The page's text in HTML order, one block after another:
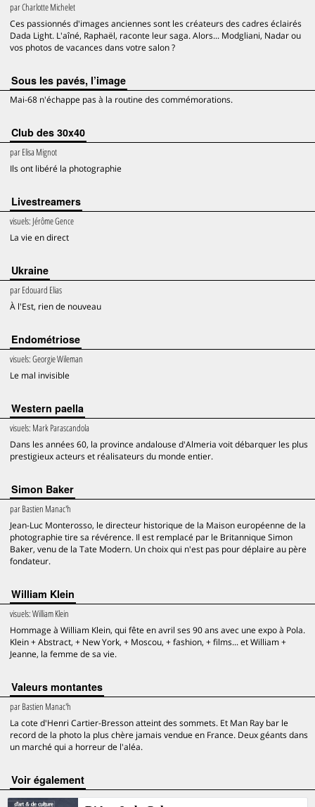
parCharlotte Michelet
Ces passionnés d'images anciennes sont les créateurs des cadres éclairés
Dada Light. L'aîné, Raphaël, raconte leur saga. Alors... Modgliani, Nadar ou
vos photos de vacances dans votre salon ?
Sous les pavés, l’image
Mai-68 n'échappe pas à la routine des commémorations.
Club des 30x40
parElisa Mignot
Ils ont libéré la photographie
Livestreamers
visuels: Jérôme Gence
La vie en direct
Ukraine
parEdouard Elias
À l'Est, rien de nouveau
Endométriose
visuels:Georgie Wileman
Le mal invisible
Western paella
visuels: Mark Parascandola
Dans les années 60, la province andalouse d'Almeria voit débarquer les plus
prestigieux acteurs et réalisateurs du monde entier.
Simon Baker
parBastien Manac'h
Jean-Luc Monterosso, le directeur historique de la Maison européenne de la
photographie tire sa révérence. Il est remplacé par le Britannique Simon
Baker, venu de la Tate Modern. Un choix qui n'est pas pour déplaire au père
fondateur.
William Klein
visuels:William Klein
Hommage à William Klein, qui fête en avril ses 90 ans avec une expo à Pola.
Klein + Abstract, + New York, + Moscou, + fashion, + films... et William +
Jeanne, la femme de sa vie.
Valeurs montantes
parBastien Manac'h
La cote d'Henri Cartier-Bresson atteint des sommets. Et Man Ray bar le
record de la photo la plus chère jamais vendue en France. Deux géants dans
un marché qui a horreur de l'aléa.
voir également